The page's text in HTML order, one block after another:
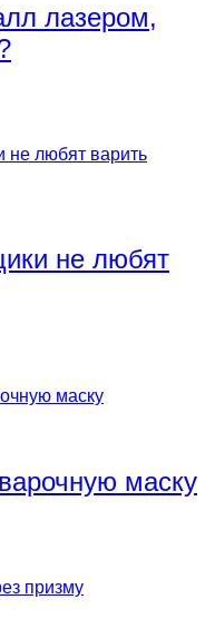
лазером,
не любят
маску